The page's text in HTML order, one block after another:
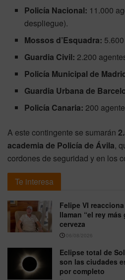
Policía Nacional: 11.000
despliegue).
Mossos d’Esquadra:
Guardia Civil: 2.200
Policía Municipal de
Guardia Urbana de
Policía Canaria: 200
A este contingente se sumarán
academia de Policía de Ávila,
cordones de seguridad y en los
Te interesa
Felipe VI
llaman “el rey
cerveza
06/08/2026
Eclipse total de
son las ciudades
por completo